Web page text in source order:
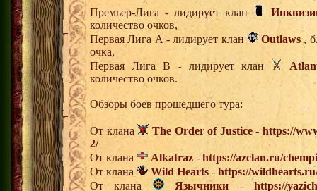
Премьер-Лига - лидирует клан
количество очков,
Первая Лига А - лидирует клан
Outlaws ,
очка,
Первая Лига В - лидирует клан
количество очков.
Обзоры боев прошедшего тура:
От клана The Order of Justice- https://
2/
От клана
Alkatraz - https://azclan.ru/
От клана
Wild Hearts - https://
От клана
Язычники -https://